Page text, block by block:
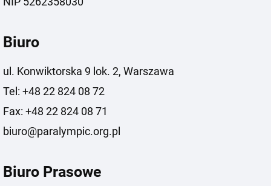
Biuro
ul. Konwiktorska 9 lok. 2, Warszawa
Tel: +48 22 824 08 72
Fax: +48 22 824 08 71
biuro@paralympic.org.pl
Biuro Prasowe